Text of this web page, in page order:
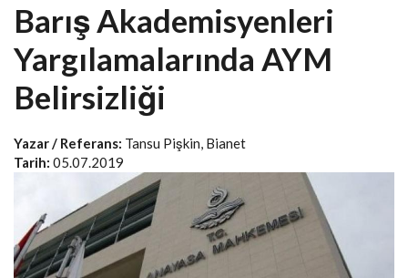
Barış Akademisyenleri
Yargılamalarında AYM
Belirsizliği
Yazar / Referans: Tansu Pişkin, Bianet
Tarih: 05.07.2019